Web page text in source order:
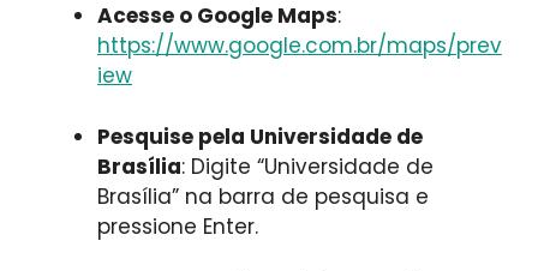
Acesse o Google Maps:
https://www.google.com.br/maps/prev
iew
Pesquise pela Universidade de
Brasília: Digite “Universidade de
Brasília” na barra de pesquisa e
pressione Enter.